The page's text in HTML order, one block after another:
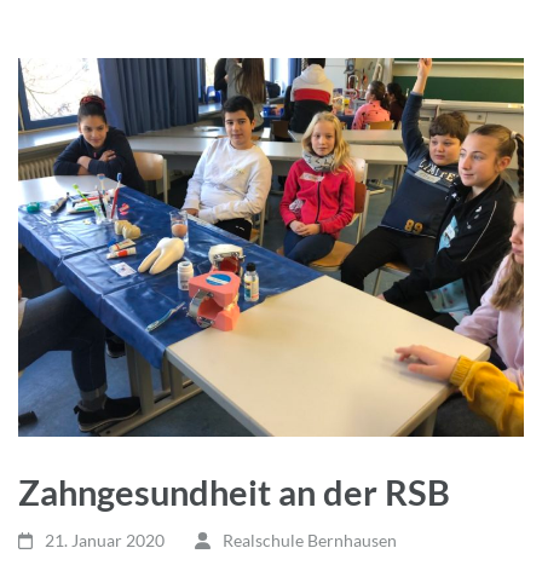
Zahngesundheit an der RSB
21. Januar 2020 Realschule Bernhausen